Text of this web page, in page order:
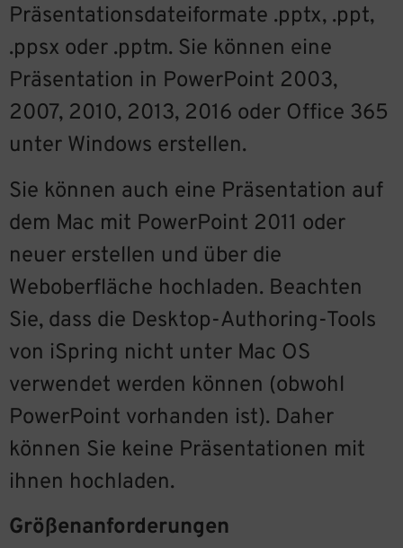
Präsentationsdateiformate .pptx, .ppt,
.ppsx oder .pptm. Sie können eine
Präsentation in PowerPoint 2003,
2007, 2010, 2013, 2016 oder Office 365
unter Windows erstellen.
Sie können auch eine Präsentation auf
dem Mac mit PowerPoint 2011 oder
neuer erstellen und über die
Weboberfläche hochladen. Beachten
Sie, dass die Desktop-Authoring-Tools
von iSpring nicht unter Mac OS
verwendet werden können (obwohl
PowerPoint vorhanden ist). Daher
können Sie keine Präsentationen mit
ihnen hochladen.
Größenanforderungen